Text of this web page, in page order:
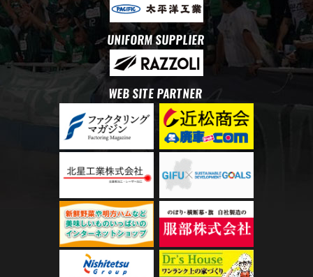
UNIFORM SUPPLIER
WEB SITE PARTNER